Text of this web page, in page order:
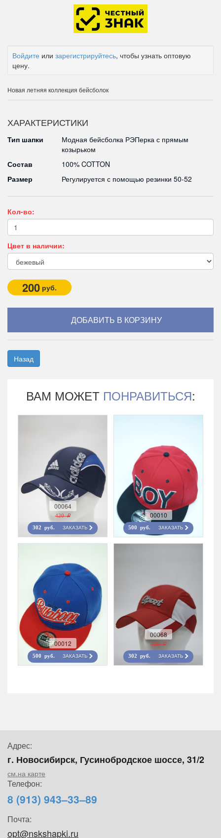
Войдите или зарегистрируйтесь, чтобы узнать оптовую
цену.
Новая летняя коллекция бейсболок
ХАРАКТЕРИСТИКИ
Тип шапки
Модная бейсболка РЭПерка с прямым
козырьком
Состав
100% COTTON
Размер
Регулируется с помощью резинки 50-52
Кол-во:
Цвет в наличии:
200 руб.
Назад
ВАМ МОЖЕТ ПОНРАВИТЬСЯ:
00064
420 r
302 руб. ЗАКАЗАТЬ
00010
500 руб. ЗАКАЗАТЬ
00012
500 руб. ЗАКАЗАТЬ
00068
420 r
302 руб. ЗАКАЗАТЬ
Адрес:
г. Новосибирск, Гусинобродское шоссе, 31/2
см.на карте
Телефон:
8 (913) 943–33–89
Почта:
opt@nskshapki.ru